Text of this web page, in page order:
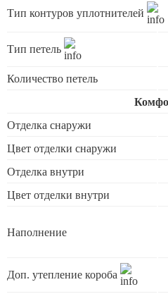
Тип контуров уплотнителей
Тип петель
Количество петель
Отделка снаружи
Цвет отделки снаружи
Отделка внутри
Цвет отделки внутри
Наполнение
Доп. утепление короба